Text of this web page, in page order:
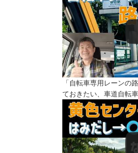
「自転車専用レーンの
ておきたい、車道自転